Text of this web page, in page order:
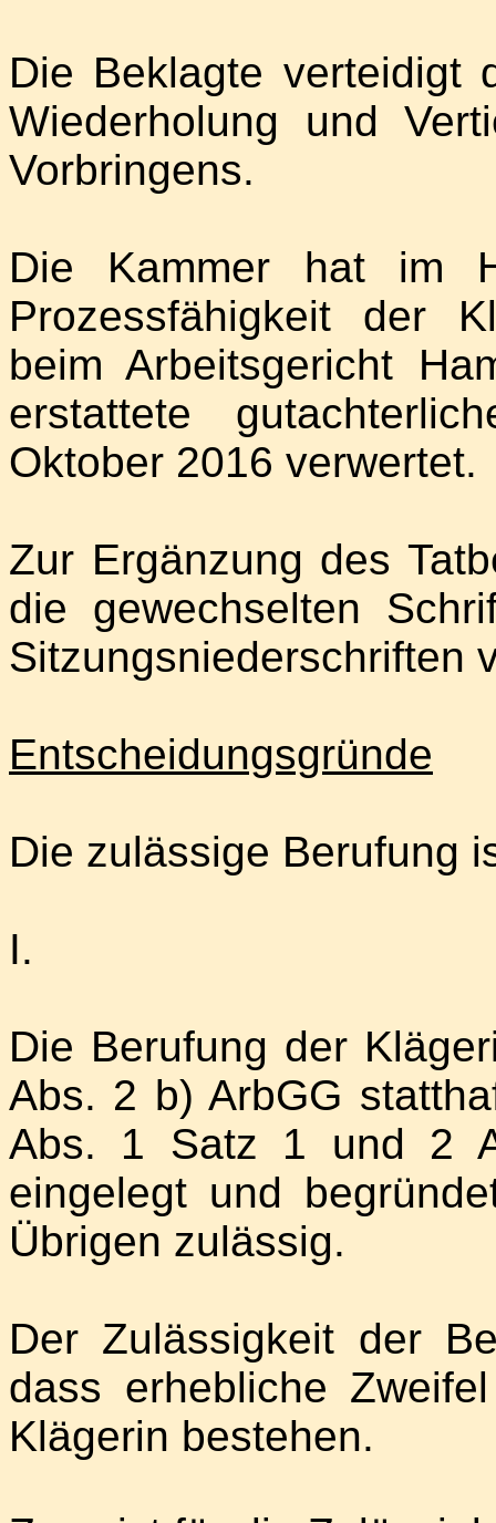
Die Beklagte verteidigt
Wiederholung und
Vorbringens.
Die Kammer hat im
Prozessfähigkeit der
beim Arbeitsgericht
erstattete
Oktober 2016 verwertet.
Zur Ergänzung des
die gewechselten
Sitzungsniederschriften
Entscheidungsgründe
Die zulässige Berufung
I.
Die Berufung der
Abs. 2 b) ArbGG
Abs. 1 Satz 1 und 2
eingelegt und
Übrigen zulässig.
Der Zulässigkeit der
dass erhebliche
Klägerin bestehen.